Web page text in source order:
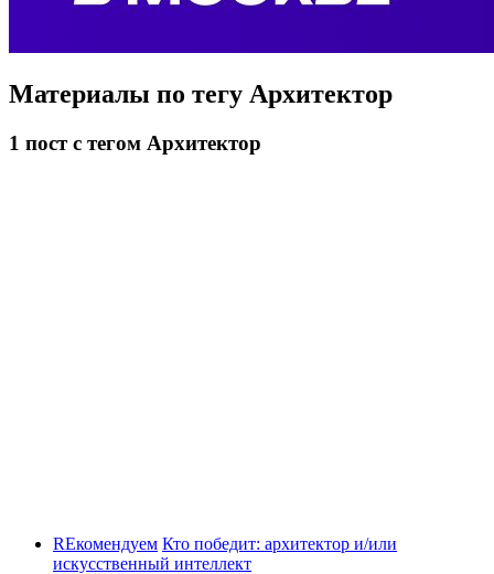
Материалы по тегу Архитектор
1 постс тегом Архитектор
REкомендуем Кто победит: архитектор и/или
искусственный интеллект